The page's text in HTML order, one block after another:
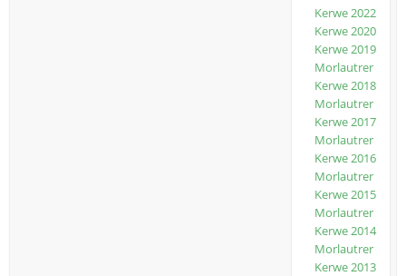
Kerwe 2022
Kerwe 2020
Kerwe 2019
Morlautrer
Kerwe 2018
Morlautrer
Kerwe 2017
Morlautrer
Kerwe 2016
Morlautrer
Kerwe 2015
Morlautrer
Kerwe 2014
Morlautrer
Kerwe 2013